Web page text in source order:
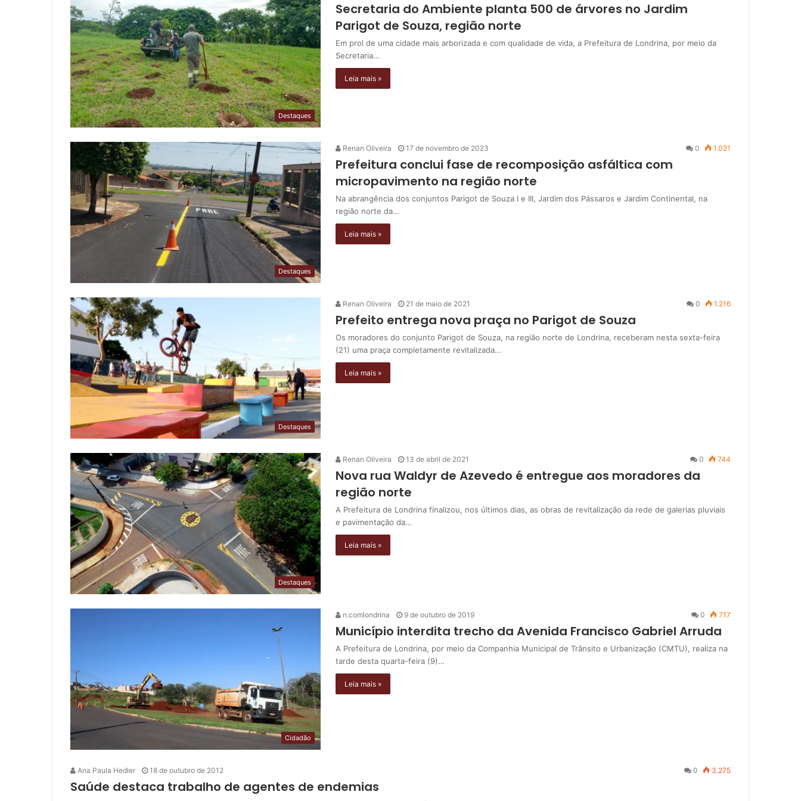
Destaques
Secretaria do Ambiente planta 500 de árvores no Jardim
Parigot de Souza, região norte
Em prol de uma cidade mais arborizada e com qualidade de vida, a Prefeitura de Londrina, por meio da
Secretaria…
Leia mais »
Destaques
Renan Oliveira 17 de novembro de 2023 0 1.021
Prefeitura conclui fase de recomposição asfáltica com
micropavimento na região norte
Na abrangência dos conjuntos Parigot de Souza I e III, Jardim dos Pássaros e Jardim Continental, na
região norte da…
Leia mais »
Destaques
Renan Oliveira 21 de maio de 2021 0 1.216
Prefeito entrega nova praça no Parigot de Souza
Os moradores do conjunto Parigot de Souza, na região norte de Londrina, receberam nesta sexta-feira
(21) uma praça completamente revitalizada…
Leia mais »
Destaques
Renan Oliveira 13 de abril de 2021 0 744
Nova rua Waldyr de Azevedo é entregue aos moradores da
região norte
A Prefeitura de Londrina finalizou, nos últimos dias, as obras de revitalização da rede de galerias pluviais
e pavimentação da…
Leia mais »
Cidadão
n.comlondrina 9 de outubro de 2019 0 717
Município interdita trecho da Avenida Francisco Gabriel Arruda
A Prefeitura de Londrina, por meio da Companhia Municipal de Trânsito e Urbanização (CMTU), realiza na
tarde desta quarta-feira (9)…
Leia mais »
Ana Paula Hedler 18 de outubro de 2012 0 3.275
Saúde destaca trabalho de agentes de endemias